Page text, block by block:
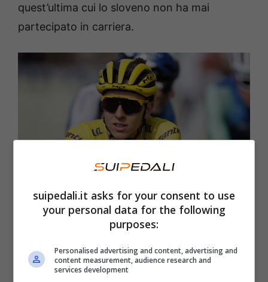
quest’ultima cui lo sloveno non ha mai
partecipato in carriera.
Pogacar, annuncio ufficiale: sarà al via di due Classiche
Monumento – suipedali.it (Foto Ansa)
Inizialmente era previsto che Tadej
suipedali.it asks for your consent to use
your personal data for the following
purposes:
Personalised advertising and content, advertising and
content measurement, audience research and
services development